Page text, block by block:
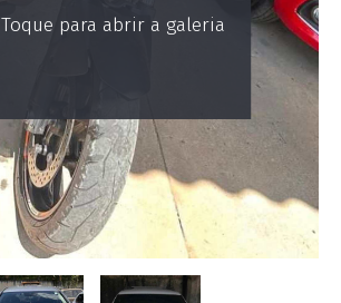
Toque para abrir a galeria